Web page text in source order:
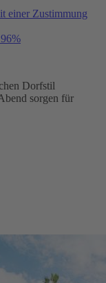
einer Zustimmung
96%
Dorfstil
sorgen für